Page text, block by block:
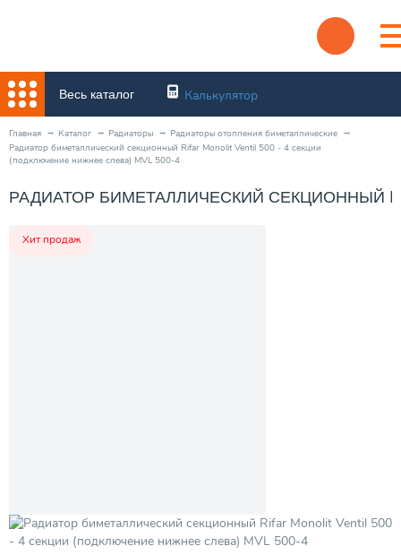
Весь каталог Калькулятор
Главная Каталог Радиаторы
Радиаторы отопления биметаллические
Радиатор биметаллический секционный Rifar Monolit Ventil 500 - 4 секции
(подключение нижнее слева) MVL 500-4
РАДИАТОР БИМЕТАЛЛИЧЕСКИЙ СЕКЦИОННЫЙ
Хит продаж